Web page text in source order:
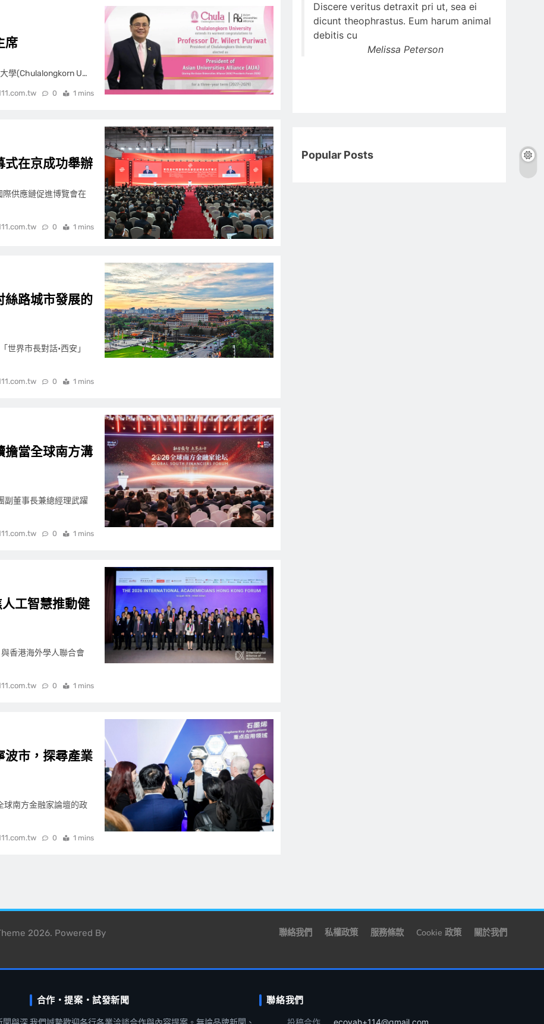
席
學(Chulalongkorn U…
0 1 mins
式在京成功舉辦
供應鏈促進博覽會在
0 1 mins
絲路城市發展的
界市長對話•西安」
0 1 mins
擔當全球南方溝
董事長兼總經理武躍
0 1 mins
工智慧推動健
香港海外學人聯合會
0 1 mins
波市，探尋產業
南方金融家論壇的政
0 1 mins
Discere veritus detraxit pri ut, sea ei
dicunt theophrastus. Eum harum animal
debitis cu
Melissa Peterson
Popular Posts
2026. Powered By 聯絡我們 私權政策 服務條款 Cookie 政策 關於我們
聞與深
合作・提案・試發新聞
我們誠摯歡迎各行各業洽談合作與內容提案。無論品牌新聞、
聯絡我們
投稿合作 ecoyah+114@gmail.com